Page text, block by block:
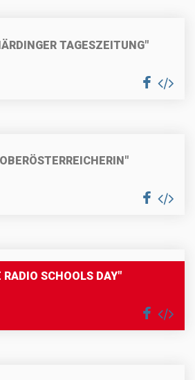
TAGESZEITUNG"
SCHOOLS DAY"